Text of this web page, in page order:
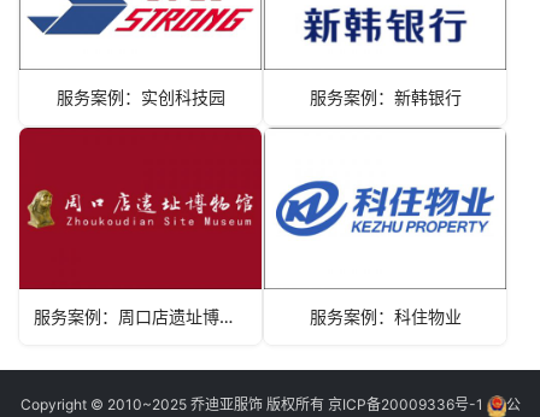
服务案例：实创科技园 服务案例：新韩银行
服务案例：周口店遗址博物馆 服务案例：科住物业
Copyright © 2010~2025 乔迪亚服饰 版权所有 京ICP备20009336号-1 公